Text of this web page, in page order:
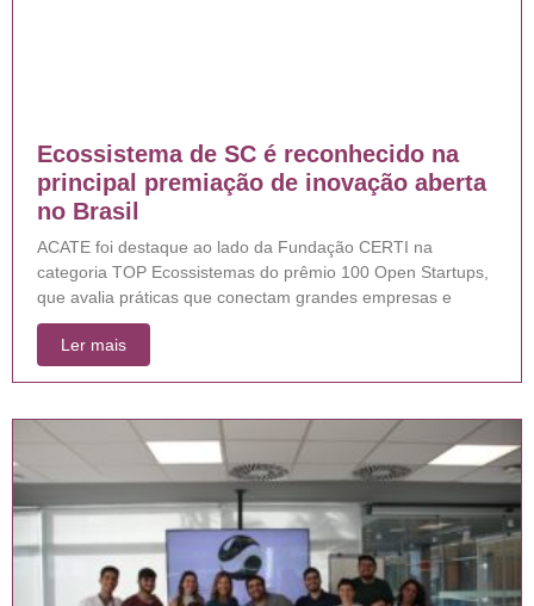
Ecossistema de SC é reconhecido na
principal premiação de inovação aberta
no Brasil
ACATE foi destaque ao lado da Fundação CERTI na
categoria TOP Ecossistemas do prêmio 100 Open Startups,
que avalia práticas que conectam grandes empresas e
Ler mais